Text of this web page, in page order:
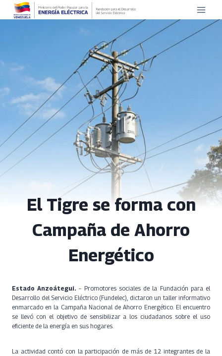
Saltar
El Tigre se forma con
Campaña de Ahorro
Energético
Estado Anzoátegui. – Promotores sociales de la Fundación para el
Desarrollo del Servicio Eléctrico (Fundelec), dictaron un taller informativo
enmarcado en la Campaña Nacional de Ahorro Energético. El encuentro
se llevó con el objetivo de sensibilizar a los ciudadanos sobre el uso
eficiente de la energía en sus hogares.
La actividad contó con la participación de más de 12 integrantes de la